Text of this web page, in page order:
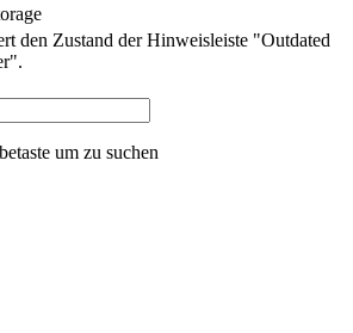
den Zustand der Hinweisleiste "Outdated
um zu suchen